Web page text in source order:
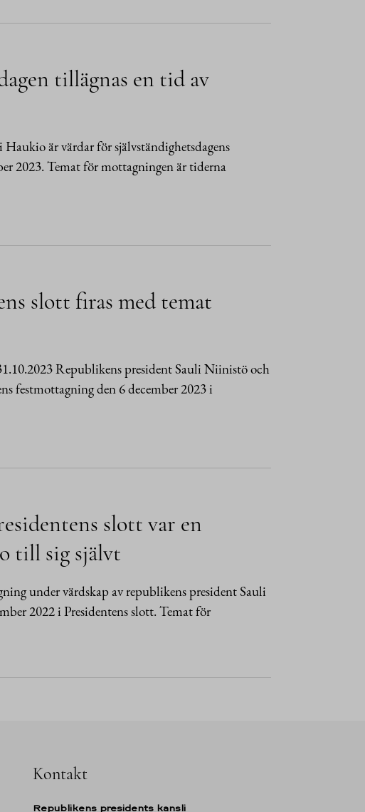
tillägnas en tid av
är värdar för självständighetsdagens
2023. Temat för mottagningen är tiderna
slott firas med temat
Republikens president Sauli Niinistö och
festmottagning den 6 december 2023 i
slott var en
till sig självt
under värdskap av republikens president Sauli
2022 i Presidentens slott. Temat för
Kontakt
Republikens presidents kansli